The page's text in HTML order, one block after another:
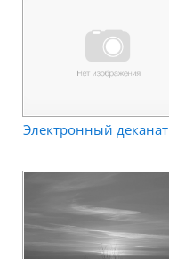
Электронный деканат